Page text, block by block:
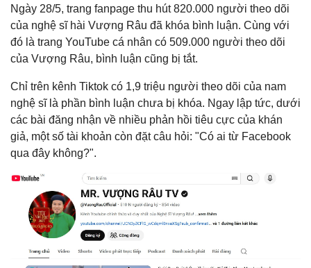
Ngày 28/5, trang fanpage thu hút 820.000 người theo dõi
của nghệ sĩ hài Vượng Râu đã khóa bình luận. Cùng với
đó là trang YouTube cá nhân có 509.000 người theo dõi
của Vượng Râu, bình luận cũng bị tắt.
Chỉ trên kênh Tiktok có 1,9 triệu người theo dõi của nam
nghệ sĩ là phần bình luận chưa bị khóa. Ngay lập tức, dưới
các bài đăng nhận về nhiều phản hồi tiêu cực của khán
giả, một số tài khoản còn đặt câu hỏi: "Có ai từ Facebook
qua đây không?".